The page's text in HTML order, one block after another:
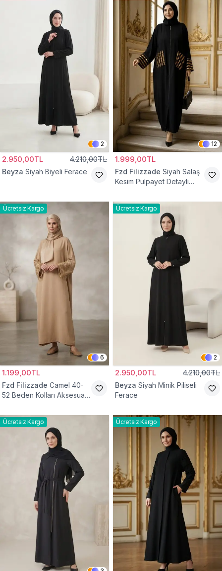
2
2.950,00TL 4.210,00TL
Beyza Siyah Biyeli Ferace
12
1.999,00TL
Fzd Filizzade Siyah Salaş
Kesim Pulpayet Detaylı
Ücretsiz Kargo
6
1.199,00TL
Fzd Filizzade Camel 40-
52 Beden Kolları Aksesuar
Ücretsiz Kargo
2
2.950,00TL 4.210,00TL
Beyza Siyah Minik Piliseli
Ferace
Ücretsiz Kargo Ücretsiz Kargo